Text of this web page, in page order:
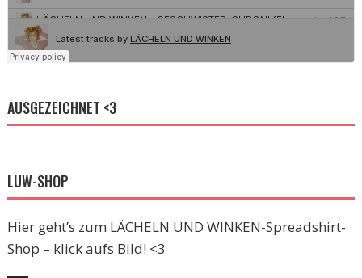
AUSGEZEICHNET <3
LUW-SHOP
Hier geht’s zum LÄCHELN UND WINKEN-Spreadshirt-
Shop – klick aufs Bild! <3